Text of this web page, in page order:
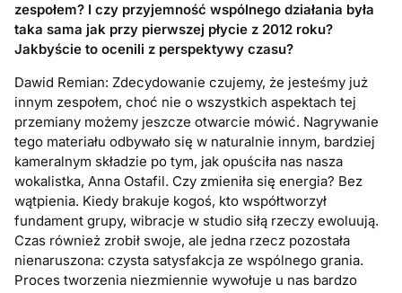
zespołem? I czy przyjemność wspólnego działania była
taka sama jak przy pierwszej płycie z 2012 roku?
Jakbyście to ocenili z perspektywy czasu?
Dawid Remian: Zdecydowanie czujemy, że jesteśmy już
innym zespołem, choć nie o wszystkich aspektach tej
przemiany możemy jeszcze otwarcie mówić. Nagrywanie
tego materiału odbywało się w naturalnie innym, bardziej
kameralnym składzie po tym, jak opuściła nas nasza
wokalistka, Anna Ostafil. Czy zmieniła się energia? Bez
wątpienia. Kiedy brakuje kogoś, kto współtworzył
fundament grupy, wibracje w studio siłą rzeczy ewoluują.
Czas również zrobił swoje, ale jedna rzecz pozostała
nienaruszona: czysta satysfakcja ze wspólnego grania.
Proces tworzenia niezmiennie wywołuje u nas bardzo